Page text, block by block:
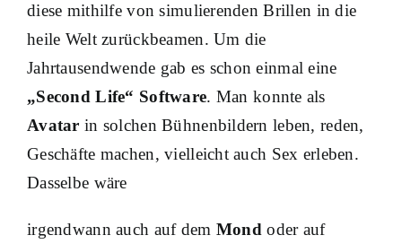
diese mithilfe von simulierenden Brillen in die
heile Welt zurückbeamen. Um die
Jahrtausendwende gab es schon einmal eine
„Second Life“ Software. Man konnte als
Avatar in solchen Bühnenbildern leben, reden,
Geschäfte machen, vielleicht auch Sex erleben.
Dasselbe wäre
irgendwann auch auf dem Mond oder auf